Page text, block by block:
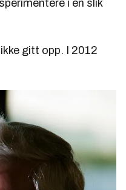
i en slik
gitt opp. I 2012